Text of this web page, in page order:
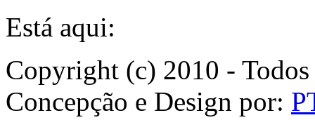
Está aqui:
Copyright (c) 2010 -
Concepção e Design por: